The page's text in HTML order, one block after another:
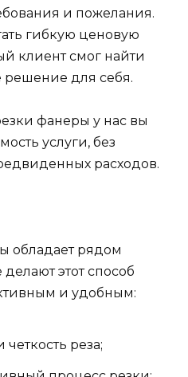
и пожелания.
гибкую ценовую
клиент смог найти
для себя.
фанеры у нас вы
услуги, без
расходов.
обладает рядом
этот способ
и удобным:
четкость реза;